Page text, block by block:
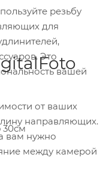
резьбу
для
Это
вашей
от ваших
направляющих.
вам нужно
между камерой